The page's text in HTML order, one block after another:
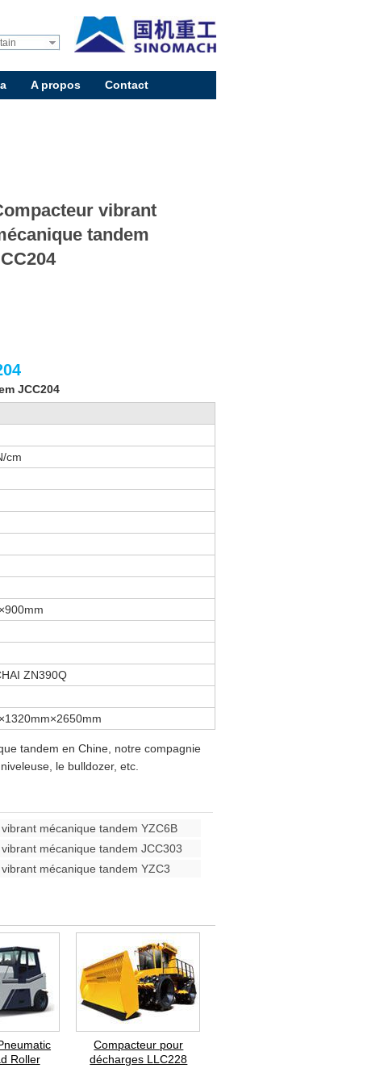
A propos Contact
vibrant
tandem
JCC204
cm
ZN390Q
tandem en Chine, notre compagnie
le bulldozer, etc.
mécanique tandem YZC6B
mécanique tandem JCC303
mécanique tandem YZC3
Roller
Compacteur pour
décharges LLC228